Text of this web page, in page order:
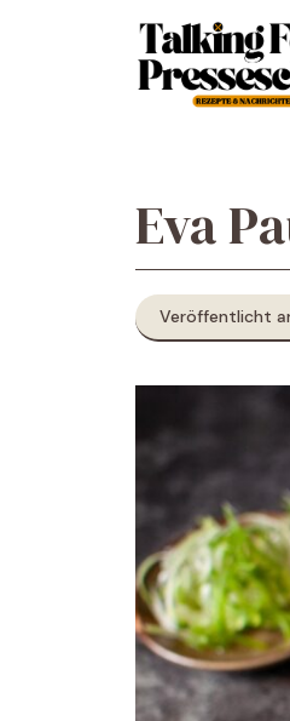
Eva
Veröffentlicht